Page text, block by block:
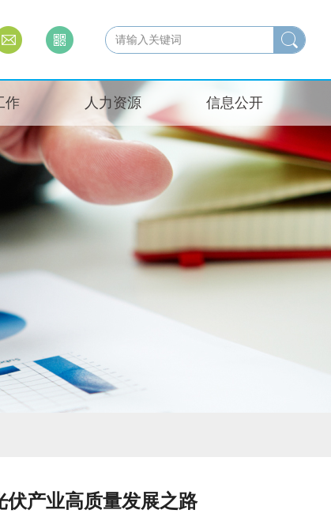
作 人力资源 信息公开
伏产业高质量发展之路